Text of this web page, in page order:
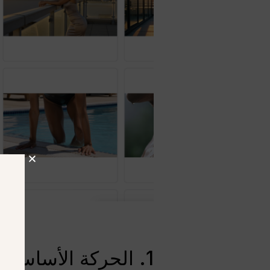
1. الحركة الأساسية والفيزياء: أكثر استقراراً وسلاسة وواقعية